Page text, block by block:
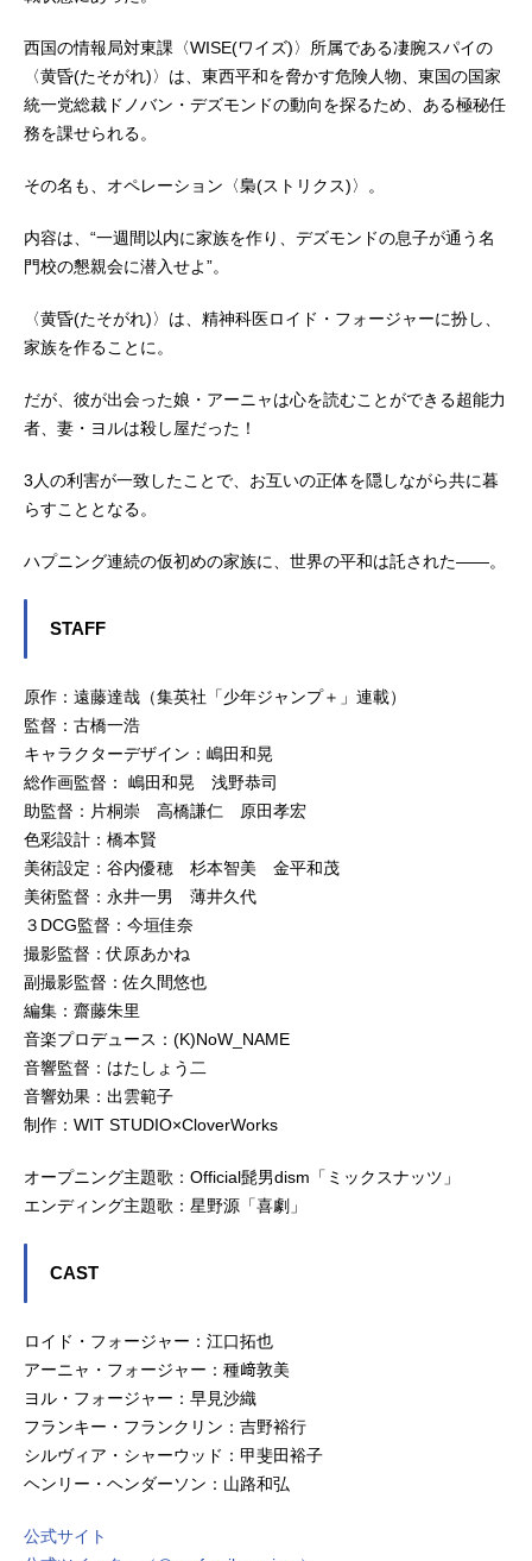
西国の情報局対東課〈WISE(ワイズ)〉所属である凄腕スパイの
〈黄昏(たそがれ)〉は、東西平和を脅かす危険人物、東国の国家
統一党総裁ドノバン・デズモンドの動向を探るため、ある極秘任
務を課せられる。
その名も、オペレーション〈梟(ストリクス)〉。
内容は、“一週間以内に家族を作り、デズモンドの息子が通う名
門校の懇親会に潜入せよ”。
〈黄昏(たそがれ)〉は、精神科医ロイド・フォージャーに扮し、
家族を作ることに。
だが、彼が出会った娘・アーニャは心を読むことができる超能力
者、妻・ヨルは殺し屋だった！
3人の利害が一致したことで、お互いの正体を隠しながら共に暮
らすこととなる。
ハプニング連続の仮初めの家族に、世界の平和は託された――。
STAFF
原作：遠藤達哉（集英社「少年ジャンプ＋」連載）
監督：古橋一浩
キャラクターデザイン：嶋田和晃
総作画監督： 嶋田和晃 浅野恭司
助監督：片桐崇 高橋謙仁 原田孝宏
色彩設計：橋本賢
美術設定：谷内優穂 杉本智美 金平和茂
美術監督：永井一男 薄井久代
３DCG監督：今垣佳奈
撮影監督：伏原あかね
副撮影監督：佐久間悠也
編集：齋藤朱里
音楽プロデュース：(K)NoW_NAME
音響監督：はたしょう二
音響効果：出雲範子
制作：WIT STUDIO×CloverWorks
オープニング主題歌：Official髭男dism「ミックスナッツ」
エンディング主題歌：星野源「喜劇」
CAST
ロイド・フォージャー：江口拓也
アーニャ・フォージャー：種﨑敦美
ヨル・フォージャー：早見沙織
フランキー・フランクリン：吉野裕行
シルヴィア・シャーウッド：甲斐田裕子
ヘンリー・ヘンダーソン：山路和弘
公式サイト